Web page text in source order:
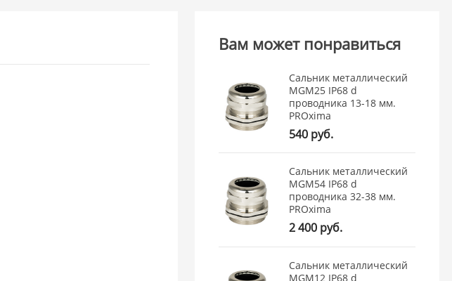
Вам может понравиться
Сальник металлический
MGM25 IP68 d
проводника 13-18 мм.
PROxima
540 руб.
Сальник металлический
MGM54 IP68 d
проводника 32-38 мм.
PROxima
2 400 руб.
Сальник металлический
MGM12 IP68 d